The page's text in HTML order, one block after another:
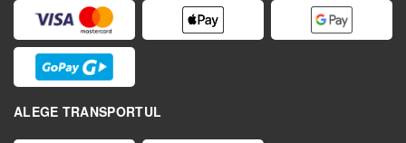
ALEGE TRANSPORTUL